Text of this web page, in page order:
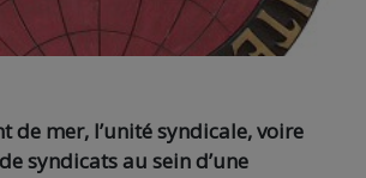
de mer, l’unité syndicale, voire
syndicats au sein d’une